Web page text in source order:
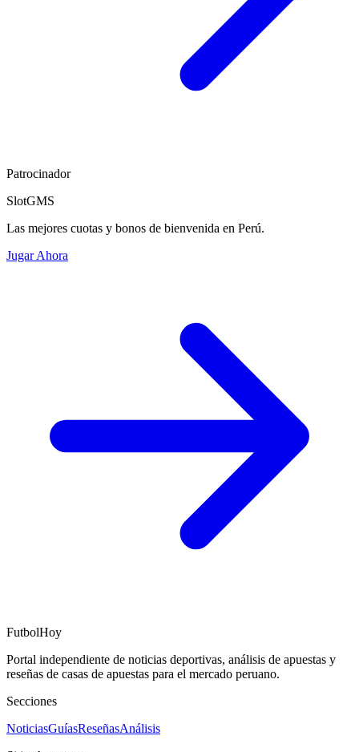
Patrocinador
SlotGMS
Las mejores cuotas y bonos de bienvenida en Perú.
Jugar Ahora
FutbolHoy
Portal independiente de noticias deportivas, análisis de apuestas y
reseñas de casas de apuestas para el mercado peruano.
Secciones
NoticiasGuíasReseñasAnálisis